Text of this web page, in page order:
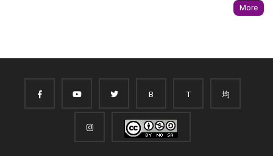
More
B T 均